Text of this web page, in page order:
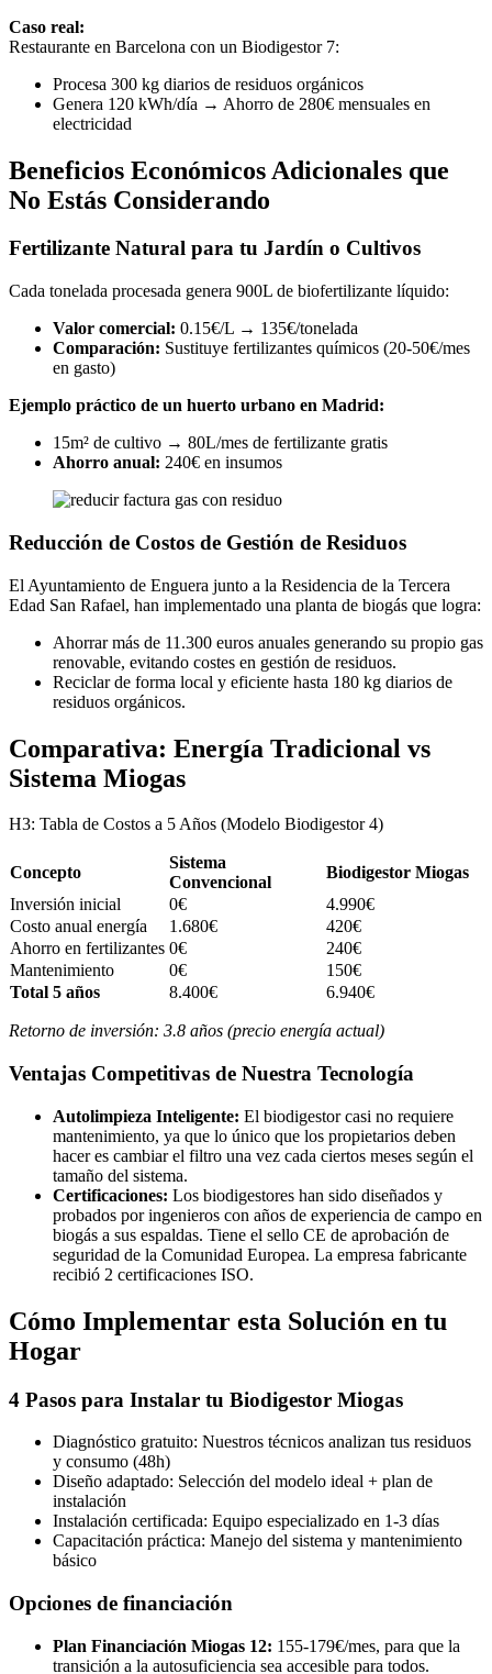
Caso real:
Restaurante en Barcelona con un Biodigestor 7:
Procesa 300 kg diarios de residuos orgánicos
Genera 120 kWh/día → Ahorro de 280€ mensuales en
electricidad
Beneficios Económicos Adicionales que
No Estás Considerando
Fertilizante Natural para tu Jardín o Cultivos
Cada tonelada procesada genera 900L de biofertilizante líquido:
Valor comercial: 0.15€/L → 135€/tonelada
Comparación: Sustituye fertilizantes químicos (20-50€/mes
en gasto)
Ejemplo práctico de un huerto urbano en Madrid:
15m² de cultivo → 80L/mes de fertilizante gratis
Ahorro anual: 240€ en insumos
Reducción de Costos de Gestión de Residuos
El Ayuntamiento de Enguera junto a la Residencia de la Tercera
Edad San Rafael, han implementado una planta de biogás que logra:
Ahorrar más de 11.300 euros anuales generando su propio gas
renovable, evitando costes en gestión de residuos.
Reciclar de forma local y eficiente hasta 180 kg diarios de
residuos orgánicos.
Comparativa: Energía Tradicional vs
Sistema Miogas
H3: Tabla de Costos a 5 Años (Modelo Biodigestor 4)
Concepto
Sistema
Convencional
Biodigestor Miogas
Inversión inicial
0€
4.990€
Costo anual energía
1.680€
420€
Ahorro en fertilizantes 0€
240€
Mantenimiento
0€
150€
Total 5 años
8.400€ 6.940€
Retorno de inversión: 3.8 años (precio energía actual)
Ventajas Competitivas de Nuestra Tecnología
Autolimpieza Inteligente: El biodigestor casi no requiere
mantenimiento, ya que lo único que los propietarios deben
hacer es cambiar el filtro una vez cada ciertos meses según el
tamaño del sistema.
Certificaciones: Los biodigestores han sido diseñados y
probados por ingenieros con años de experiencia de campo en
biogás a sus espaldas. Tiene el sello CE de aprobación de
seguridad de la Comunidad Europea. La empresa fabricante
recibió 2 certificaciones ISO.
Cómo Implementar esta Solución en tu
Hogar
4 Pasos para Instalar tu Biodigestor Miogas
Diagnóstico gratuito: Nuestros técnicos analizan tus residuos
y consumo (48h)
Diseño adaptado: Selección del modelo ideal + plan de
instalación
Instalación certificada: Equipo especializado en 1-3 días
Capacitación práctica: Manejo del sistema y mantenimiento
básico
Opciones de financiación
Plan Financiación Miogas 12: 155-179€/mes, para que la
transición a la autosuficiencia sea accesible para todos.